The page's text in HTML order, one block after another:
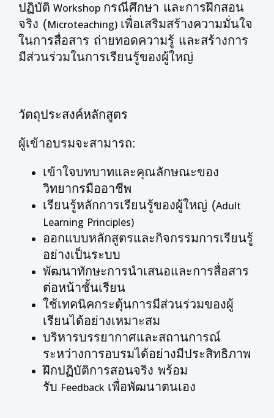
ปฏิบัติ Workshop กรณีศึกษา และการฝึกสอน
จริง (Microteaching) เพื่อเสริมสร้างความมั่นใจ
ในการสื่อสาร ถ่ายทอดความรู้ และสร้างการ
มีส่วนร่วมในการเรียนรู้ของผู้ใหญ่
วัตถุประสงค์หลักสูตร
ผู้เข้าอบรมจะสามารถ:
เข้าใจบทบาทและคุณลักษณะของ
วิทยากรมืออาชีพ
เรียนรู้หลักการเรียนรู้ของผู้ใหญ่ (Adult
Learning Principles)
ออกแบบหลักสูตรและกิจกรรมการเรียนรู้
อย่างเป็นระบบ
พัฒนาทักษะการนำเสนอและการสื่อสาร
ต่อหน้าชั้นเรียน
ใช้เทคนิคกระตุ้นการมีส่วนร่วมของผู้
เรียนได้อย่างเหมาะสม
บริหารบรรยากาศและสถานการณ์
ระหว่างการอบรมได้อย่างมีประสิทธิภาพ
ฝึกปฏิบัติการสอนจริง พร้อม
รับ Feedback เพื่อพัฒนาตนเอง